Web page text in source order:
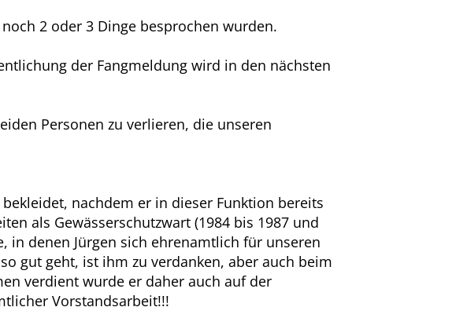
2 oder 3 Dinge besprochen wurden.
der Fangmeldung wird in den nächsten
Personen zu verlieren, die unseren
nachdem er in dieser Funktion bereits
als Gewässerschutzwart (1984 bis 1987 und
in denen Jürgen sich ehrenamtlich für unseren
gut geht, ist ihm zu verdanken, aber auch beim
verdient wurde er daher auch auf der
Vorstandsarbeit!!!